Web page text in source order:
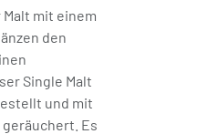
mit einem
den
Single Malt
und mit
Es